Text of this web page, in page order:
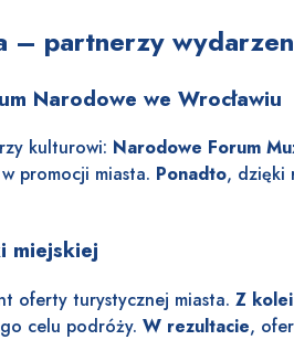
– partnerzy
Narodowe we Wrocławiu
kulturowi: Narodowe Forum
promocji miasta. Ponadto, dzięki
miejskiej
oferty turystycznej miasta.Z kolei
celu podróży.W rezultacie,